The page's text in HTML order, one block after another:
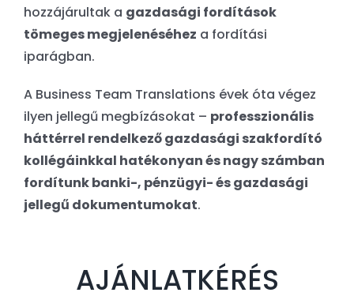
hozzájárultak a gazdasági fordítások
tömeges megjelenéséhez a fordítási
iparágban.
A Business Team Translations évek óta végez
ilyen jellegű megbízásokat – professzionális
háttérrel rendelkező gazdasági szakfordító
kollégáinkkal hatékonyan és nagy számban
fordítunk banki-, pénzügyi- és gazdasági
jellegű dokumentumokat.
AJÁNLATKÉRÉS